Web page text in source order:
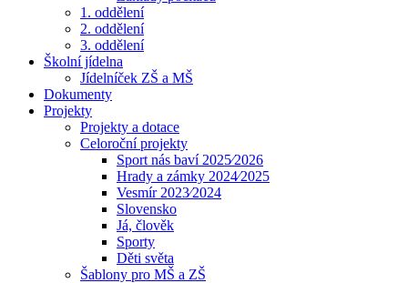
1. oddělení
2. oddělení
3. oddělení
Školní jídelna
Jídelníček ZŠ a MŠ
Dokumenty
Projekty
Projekty a dotace
Celoroční projekty
Sport nás baví 2025⁄2026
Hrady a zámky 2024⁄2025
Vesmír 2023⁄2024
Slovensko
Já, člověk
Sporty
Děti světa
Šablony pro MŠ a ZŠ